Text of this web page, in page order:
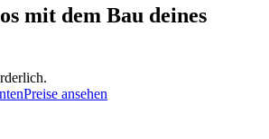
mit dem Bau deines
Preise ansehen